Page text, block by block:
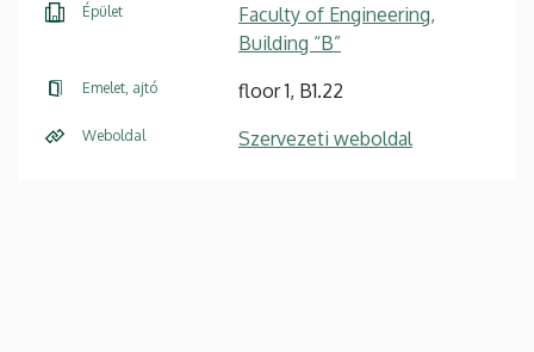
Épület
Faculty of Engineering,
Building “B”
Emelet, ajtó floor 1, B1.22
Weboldal Szervezeti weboldal